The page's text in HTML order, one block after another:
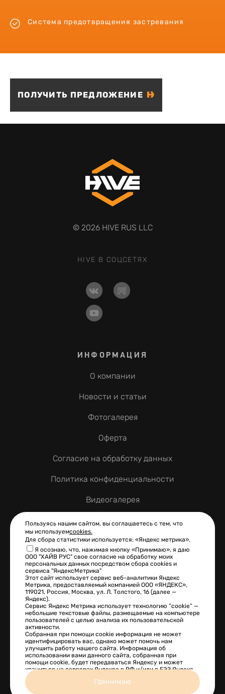
Система предотвращения застревания
ПОЛУЧИТЬ ПРЕДЛОЖЕНИЕ
© 2026 HIVE RUS LLC
HIVE В СОЦСЕТЯХ
ИНФОРМАЦИЯ
О компании
Новости и статьи
Фотогалерея
Оферта
Согласие на обработку данных
Политика конфиденциальности
Видеогалерея
Контакты
КОНТАКТНАЯ ИНФОРМАЦИЯ
+7 (495) 925-13-47
108814 г. Москва, Калужское ш., 24-й км, д.1, стр. 1
Сайт разработан в
Пользуясь нашим сайтом, вы соглашаетесь с тем, что
мы используемcookies.
Для сбора статистики используется: «Яндекс метрика».
Я осознаю, что, нажимая кнопку «Принимаю», я даю
ООО "ХАЙВ РУС" свое согласие на обработку моих
персональных данных посредством сбора cookies и
сервиса "ЯндексМетрика"
Этот сайт использует сервис веб-аналитики Яндекс
Метрика, предоставляемый компанией ООО «ЯНДЕКС»,
119021, Россия, Москва, ул. Л. Толстого, 16 (далее —
Яндекс).
Сервис Яндекс Метрика использует технологию “cookie” —
небольшие текстовые файлы, размещаемые на компьютере
пользователей с целью анализа их пользовательской
активности.
Собранная при помощи cookie информация не может
идентифицировать вас, однако может помочь нам
улучшить работу нашего сайта. Информация об
использовании вами данного сайта, собранная при
помощи cookie, будет передаваться Яндексу и может
храниться на серверах Яндекса в РФ и/или в ЕЭЗ.Яндекс
будет обрабатывать эту информацию в интересах
владельца сайта, в частности, для оценки использования
вами сайта, составления отчетов об активности на
Принимаю